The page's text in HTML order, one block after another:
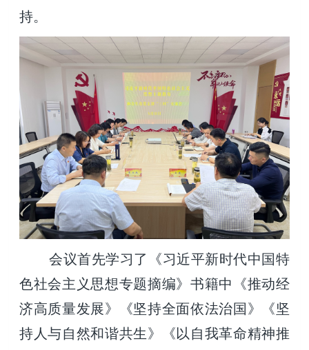
持。
会议首先学习了《习近平新时代中国特
色社会主义思想专题摘编》书籍中《推动经
济高质量发展》《坚持全面依法治国》《坚
持人与自然和谐共生》《以自我革命精神推